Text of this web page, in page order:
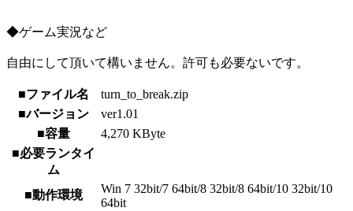
◆ゲーム実況など
自由にして頂いて構いません。許可も必要ないです。
■ファイル名
turn_to_break.zip
■バージョン
ver1.01
■容量
4,270 KByte
■必要ランタイ
ム
■動作環境
Win 7 32bit/7 64bit/8 32bit/8 64bit/10 32bit/10
64bit